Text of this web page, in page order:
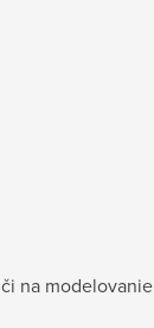
na modelovanie